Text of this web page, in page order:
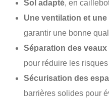
Sol adapté, en
Une ventilation et
garantir une bonne
Séparation des veaux
pour réduire les
Sécurisation des
barrières solides pour